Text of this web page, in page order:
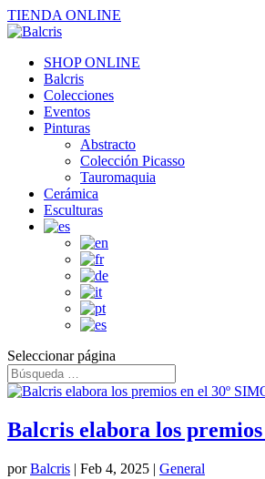
TIENDA ONLINE
SHOP ONLINE
Balcris
Colecciones
Eventos
Pinturas
Abstracto
Colección Picasso
Tauromaquia
Cerámica
Esculturas
Seleccionar página
Balcris elabora los
porBalcris | Feb 4, 2025 | General